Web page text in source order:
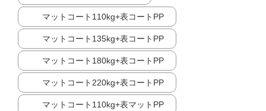
マットコート110kg+表コートPP
マットコート135kg+表コートPP
マットコート180kg+表コートPP
マットコート220kg+表コートPP
マットコート110kg+表マットPP